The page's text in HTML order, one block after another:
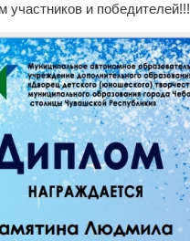
участников и победителей!!!